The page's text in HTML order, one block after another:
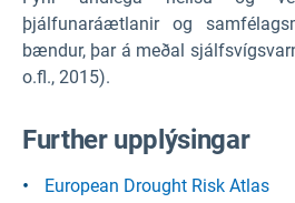
þjálfunaráætlanir og
bændur, þar á meðal
o.fl., 2015).
Further upplýsingar
European Drought Risk Atlas